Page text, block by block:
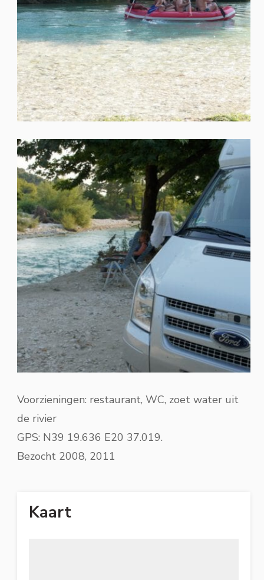
Voorzieningen: restaurant, WC, zoet water uit
de rivier
GPS: N39 19.636 E20 37.019.
Bezocht 2008, 2011
Kaart